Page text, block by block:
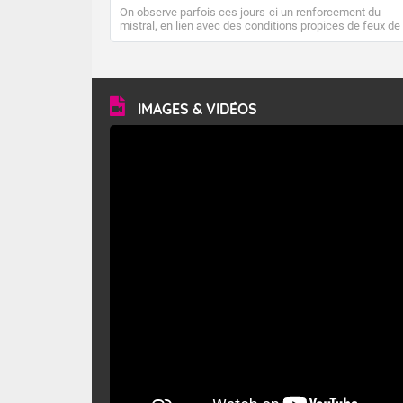
On observe parfois ces jours-ci un renforcement du
mistral, en lien avec des conditions propices de feux de
forêt. Mais qu'est-ce que le mistral ? Quelles sont ses
vitesse moyenne de 50 km/h et atteindre 80 à 100 km/h
en rafales, parfois davantage. Il parcourt la basse vallée
du Rhône et la Provence et envahit le littoral
méditerranéen à partir de la Camargue.
IMAGES & VIDÉOS